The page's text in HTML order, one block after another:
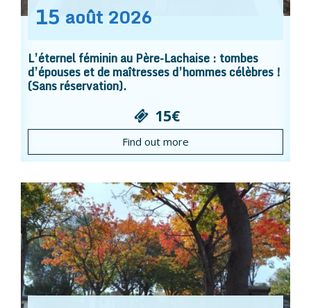
15 août 2026
L’éternel féminin au Père-Lachaise : tombes
d’épouses et de maîtresses d’hommes célèbres !
(Sans réservation).
15€
Find out more